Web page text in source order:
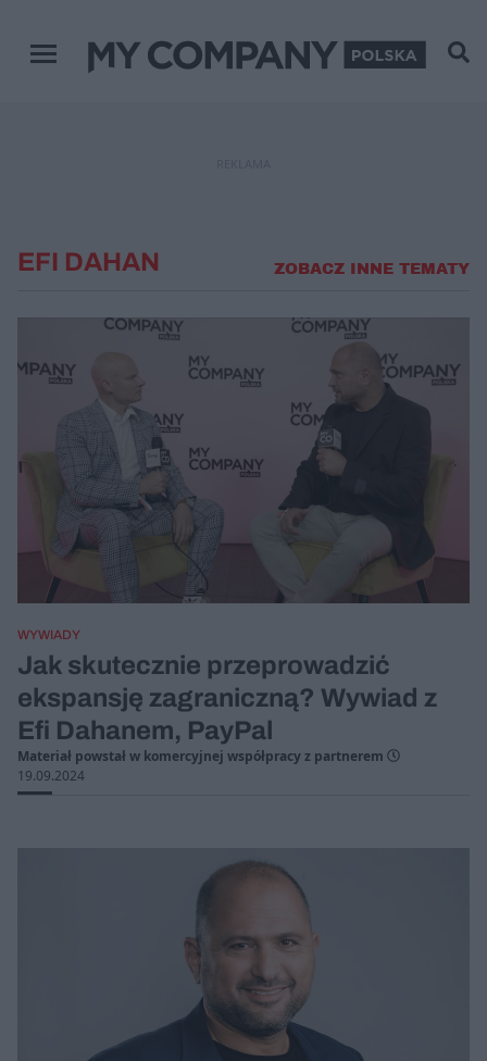
Menu główne
EFI DAHAN ZOBACZ INNE TEMATY
WYWIADY
Jak skutecznie przeprowadzić
ekspansję zagraniczną? Wywiad z
Efi Dahanem, PayPal
Materiał powstał w komercyjnej współpracy z partnerem
19.09.2024